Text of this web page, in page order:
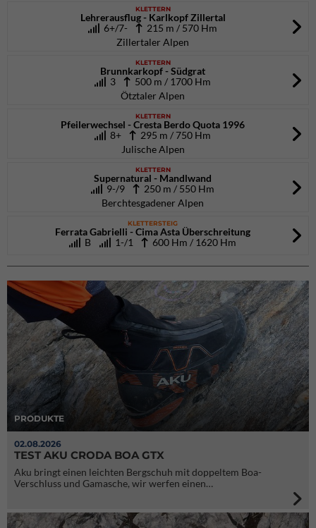
KLETTERN
Lehrerausflug - Karlkopf Zillertal
6+/7-
215 m / 570 Hm
Zillertaler Alpen
KLETTERN
Brunnkarkopf - Südgrat
3
500 m / 1700 Hm
Ötztaler Alpen
KLETTERN
Pfeilerwechsel - Cresta Berdo Quota 1996
8+
295 m / 750 Hm
Julische Alpen
KLETTERN
Supernatural - Mandlwand
9-/9
250 m / 550 Hm
Berchtesgadener Alpen
KLETTERSTEIG
Ferrata Gabrielli - Cima Asta Überschreitung
B
1-/1 600 Hm / 1620 Hm
PRODUKTE
02.08.2026
TEST AKU CRODA BOA GTX
Aku bringt einen leichten Bergschuh mit doppeltem Boa-
Verschluss und Gamasche, wir werfen einen…